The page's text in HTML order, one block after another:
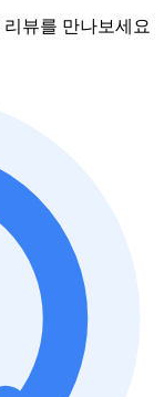
뷰를 만나보세요